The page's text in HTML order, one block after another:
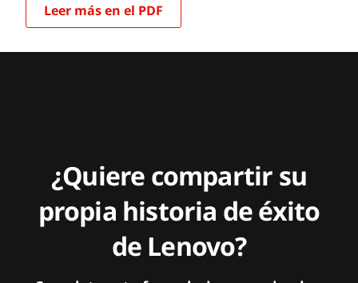
Leer más en el PDF
¿Quiere compartir su
propia historia de éxito
de Lenovo?